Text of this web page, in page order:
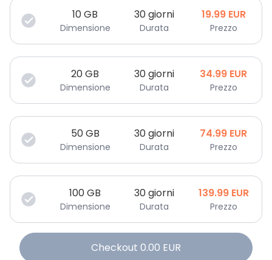
10GB
Dimensione
30 giorni
Durata
19.99 EUR
Prezzo
20GB
Dimensione
30 giorni
Durata
34.99 EUR
Prezzo
50GB
Dimensione
30 giorni
Durata
74.99 EUR
Prezzo
100GB
Dimensione
30 giorni
Durata
139.99 EUR
Prezzo
Checkout 0.00 EUR